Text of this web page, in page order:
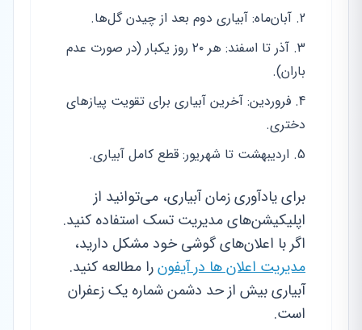
آبان‌ماه: آبیاری دوم بعد از چیدن گل‌ها.
آذر تا اسفند: هر ۲۰ روز یکبار (در صورت عدم
باران).
فروردین: آخرین آبیاری برای تقویت پیازهای
دختری.
اردیبهشت تا شهریور: قطع کامل آبیاری.
برای یادآوری زمان آبیاری، می‌توانید از
اپلیکیشن‌های مدیریت تسک استفاده کنید.
اگر با اعلان‌های گوشی خود مشکل دارید،
مدیریت اعلان ها در آیفونرا مطالعه کنید.
آبیاری بیش از حد دشمن شماره یک زعفران
است.